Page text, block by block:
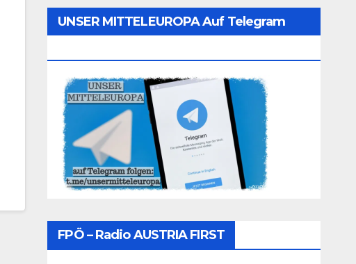
UNSER MITTELEUROPA Auf Telegram
FPÖ – Radio AUSTRIA FIRST